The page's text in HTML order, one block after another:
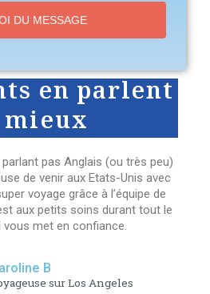
DU MESSAGE
en parlent
pas Anglais (ou très peu)
de venir aux Etats-Unis avec
voyage grâce à l’équipe de
aux petits soins durant tout le
vous met en confiance.
B
sur Los Angeles